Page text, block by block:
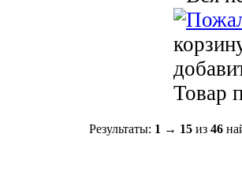
Товар
Результаты: 1 → 15 из 46